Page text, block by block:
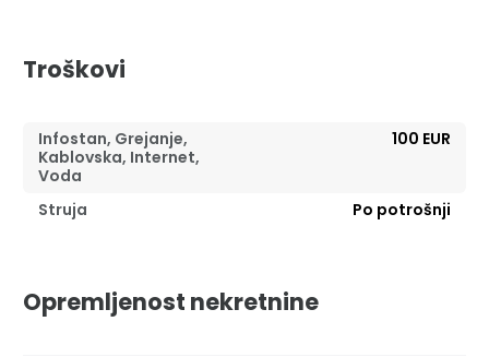
Troškovi
Infostan, Grejanje,
Kablovska, Internet,
Voda
100 EUR
Struja Po potrošnji
Opremljenost nekretnine